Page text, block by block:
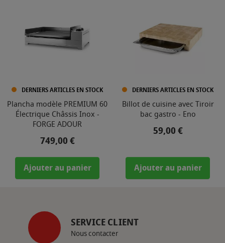
DERNIERS ARTICLES EN STOCK
Plancha modèle PREMIUM 60
Électrique Châssis Inox -
FORGE ADOUR
Prix
749,00 €
Ajouter au panier
DERNIERS ARTICLES EN STOCK
Billot de cuisine avec Tiroir
bac gastro - Eno
Prix
59,00 €
Ajouter au panier
SERVICE CLIENT
Nous contacter